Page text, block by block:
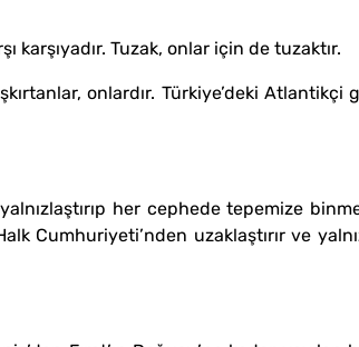
karşıyadır. Tuzak, onlar için de tuzaktır.
onlardır. Türkiye’deki Atlantikçi
her cephede tepemize
Cumhuriyeti’nden uzaklaştırır ve